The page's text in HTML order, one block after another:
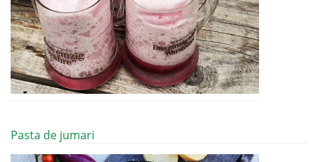
Pasta de jumari